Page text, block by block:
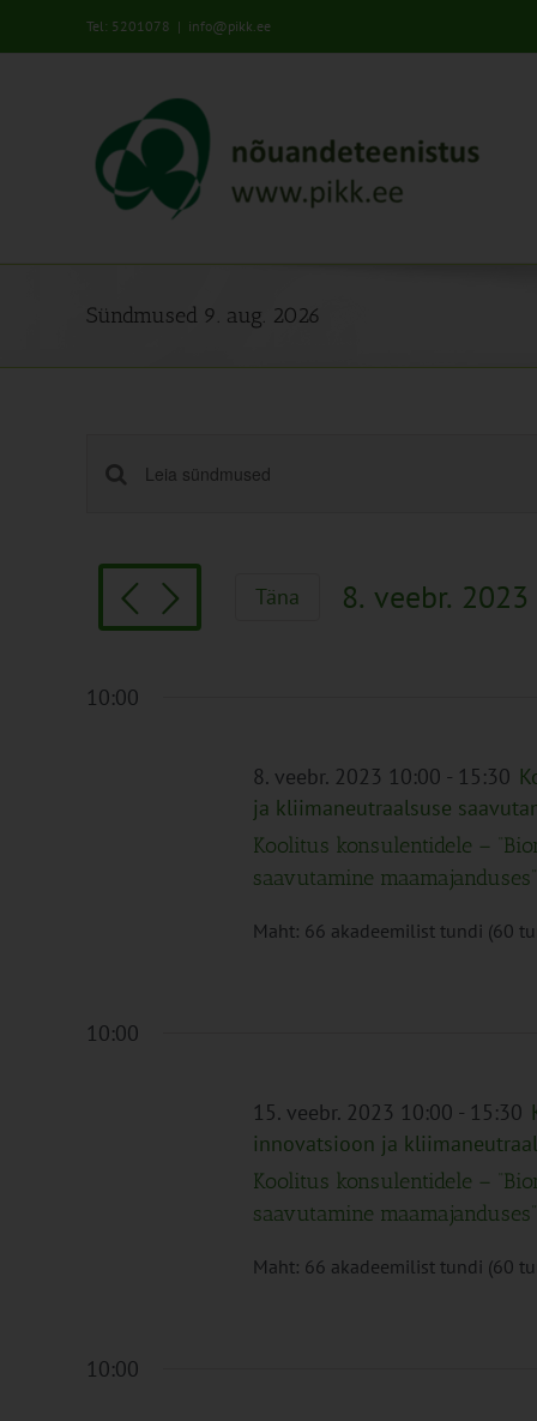
Tel: 5201078 | info@pikk.ee
Sündmused 9. aug. 2026
Sündmused
Views
Navigation
Enter
for
Sündmused
by
Täna
8. veebr. 2023
10:00
8. veebr. 2023 10:00 - 15:30
ja kliimaneutraalsuse
Koolitus konsulentidele –
saavutamine maamajanduses”
Maht: 66 akadeemilist tundi (60
10:00
15. veebr. 2023 10:00 - 15:30
innovatsioon ja
Koolitus konsulentidele –
saavutamine maamajanduses”
Maht: 66 akadeemilist tundi (60
10:00